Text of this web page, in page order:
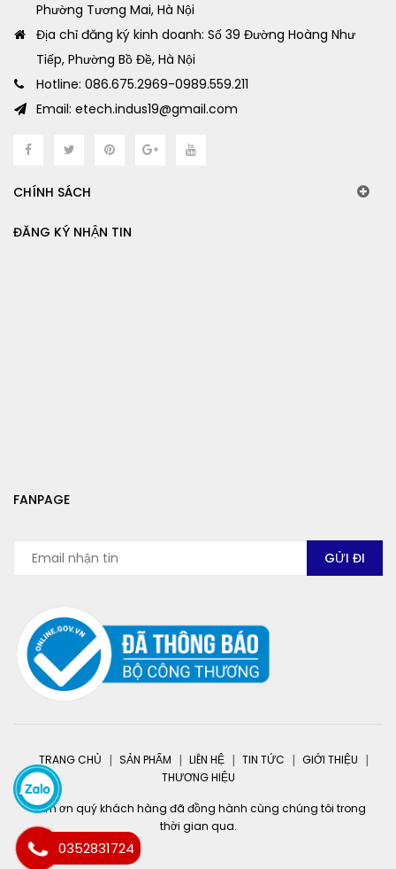
Phường Tương Mai, Hà Nội
Địa chỉ đăng ký kinh doanh: Số 39 Đường Hoàng Như
Tiếp, Phường Bồ Đề, Hà Nội
Hotline: 086.675.2969-0989.559.211
Email: etech.indus19@gmail.com
CHÍNH SÁCH
ĐĂNG KÝ NHẬN TIN
FANPAGE
TRANG CHỦ SẢN PHẨM LIÊN HỆ TIN TỨC
GIỚI THIỆU
THƯƠNG HIỆU
Cảm ơn quý khách hàng đã đồng hành cùng chúng tôi trong
thời gian qua.
0352831724